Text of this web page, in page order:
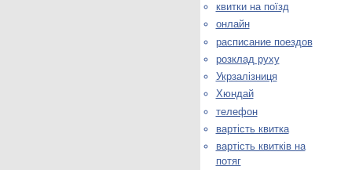
квитки на поїзд
онлайн
расписание поездов
розклад руху
Укрзалізниця
Хюндай
телефон
вартість квитка
вартість квитків на
потяг